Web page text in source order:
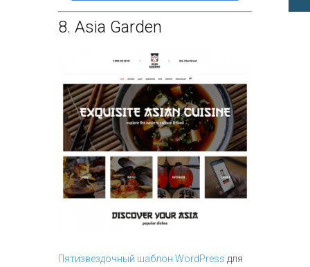
8. Asia Garden
Пятизвездочный шаблон WordPress для